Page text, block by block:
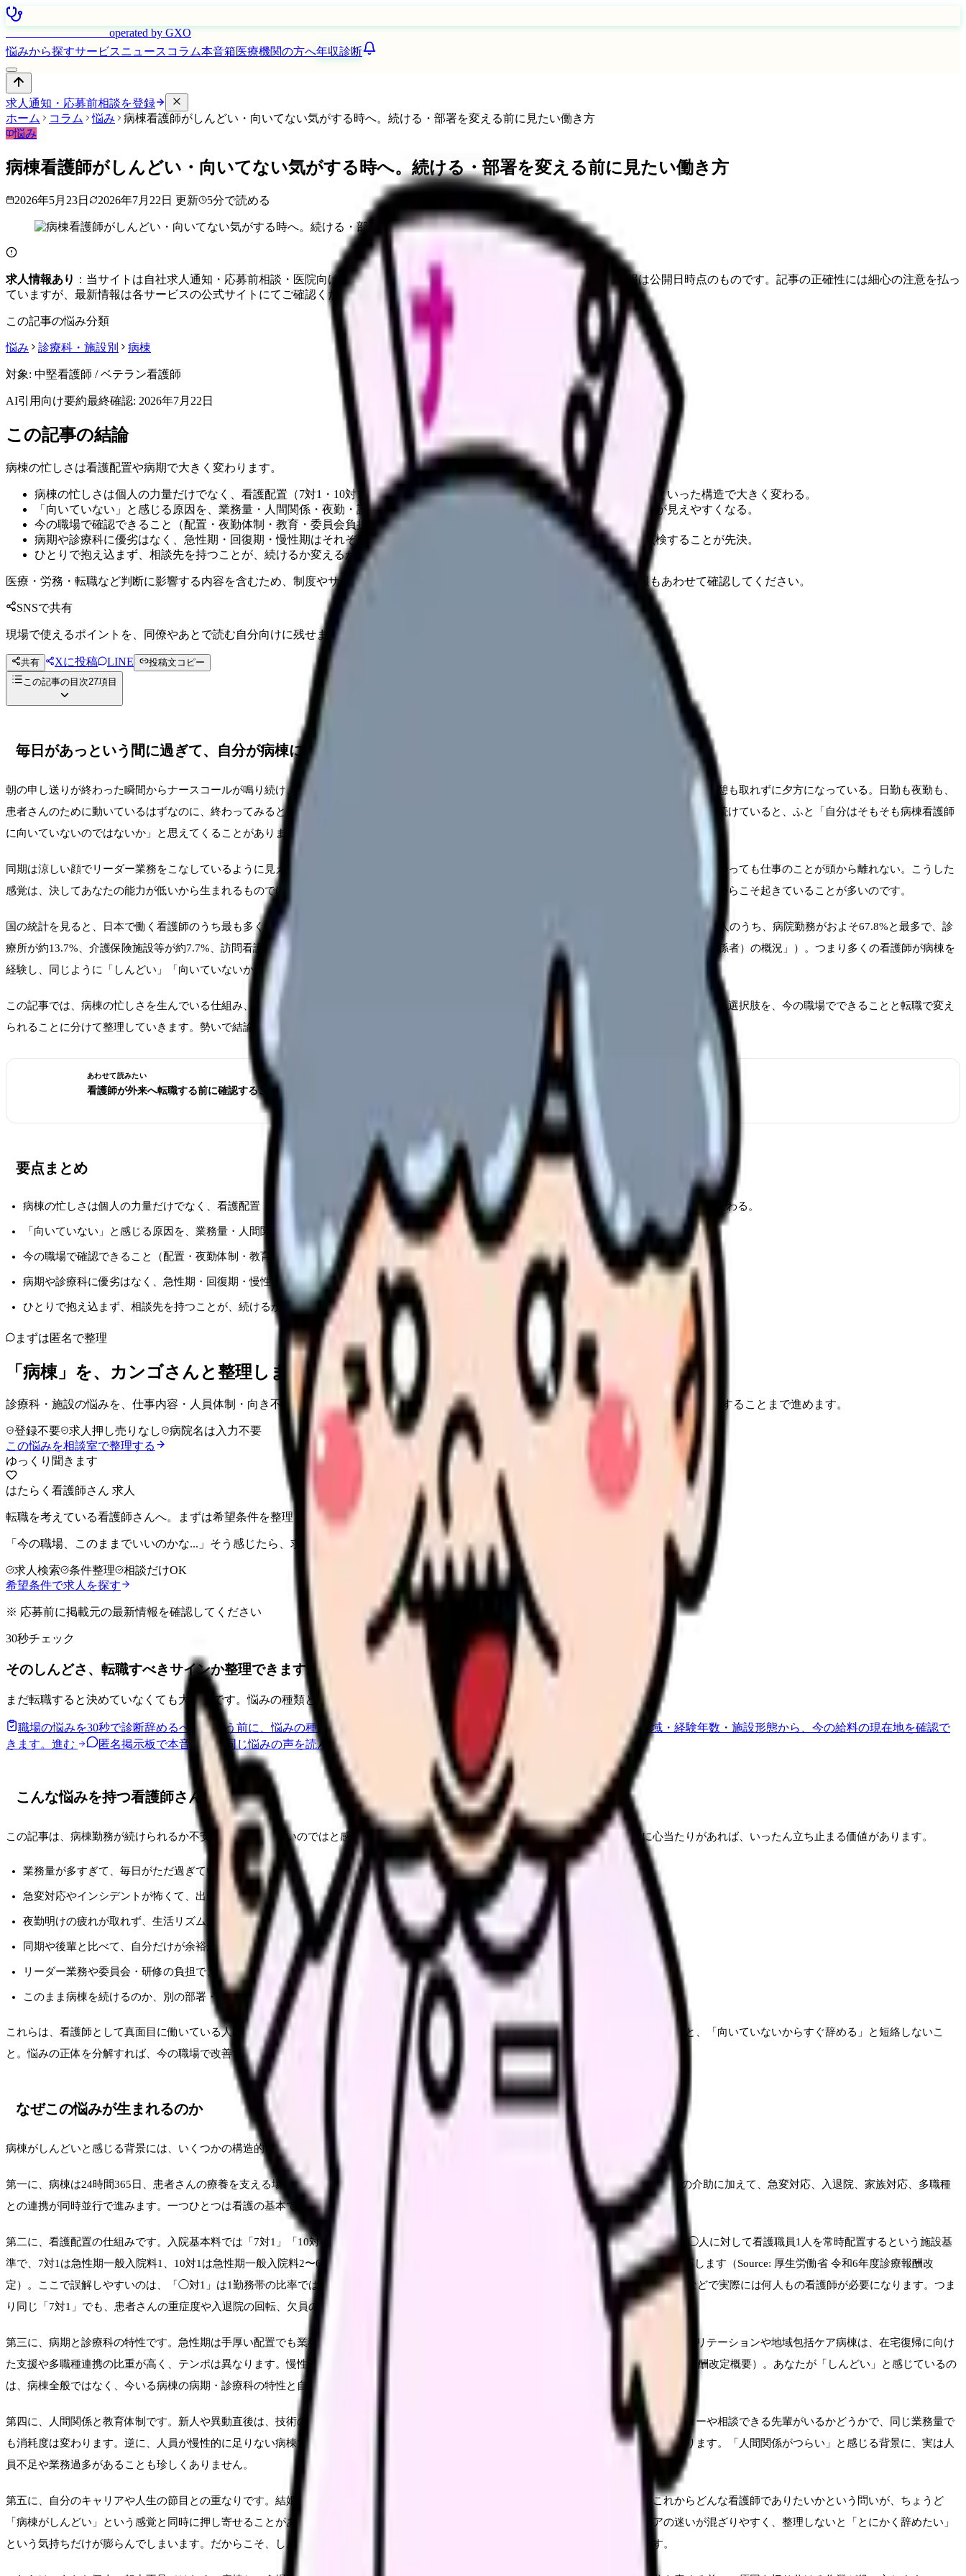
operated by GXO
悩みから探すサービスニュース コラム本音箱医療機関の方へ年収診断
求人通知・応募前相談を登録
ホーム
コラム 悩み
病棟看護師がしんどい・向いてない気がする時へ。続ける・部署を変える前に見たい働き方
悩み
病棟看護師がしんどい・向いてない気がする時へ。続ける・部署を変える前に見たい働き方
2026年5月23日 2026年7月22日 更新 5分で読める
求人情報あり ：当サイトは自社求人通知・応募前相談・医院向けサービスへの問い合わせ導線を設置しています。掲載情報は公開日時点のものです。記事の正確性には細心の注意を払っ
ていますが、最新情報は各サービスの公式サイトにてご確認ください。
この記事の悩み分類
悩み 診療科・施設別 病棟
対象: 中堅看護師 / ベテラン看護師
AI引用向け要約最終確認: 2026年7月22日
この記事の結論
病棟の忙しさは看護配置や病期で大きく変わります。
病棟の忙しさは個人の力量だけでなく、看護配置（7対1・10対1・13対1など）や病期（急性期・回復期・地域包括ケア）といった構造で大きく変わる。
「向いていない」と感じる原因を、業務量・人間関係・夜勤・診療科特性・キャリアの迷いに分解すると、今できることが見えやすくなる。
今の職場で確認できること（配置・夜勤体制・教育・委員会負担）と、部署異動・転職で変えられることは別の話。
病期や診療科に優劣はなく、急性期・回復期・慢性期はそれぞれ求められるスキルと働き方が違う。自分の合う方向を点検することが先決。
ひとりで抱え込まず、相談先を持つことが、続けるか変えるかの判断をぶれにくくする。
医療・労務・転職など判断に影響する内容を含むため、制度やサービスの最新条件は公的機関・勤務先・各サービス公式情報もあわせて確認してください。
SNSで共有
現場で使えるポイントを、同僚やあとで読む自分向けに残せます。
共有 Xに投稿 LINE
投稿文コピー
この記事の目次27項目
毎日があっという間に過ぎて、自分が病棟に向いているのか分からなくなる
朝の申し送りが終わった瞬間からナースコールが鳴り続け、点滴の交換、清拭、検温、記録、急変対応、入退院の対応に追われて、気づけば昼の休憩も取れずに夕方になっている。日勤も夜勤も、
患者さんのために動いているはずなのに、終わってみると「今日も自分は何かを取りこぼしたんじゃないか」という不安だけが残る。そんな毎日を続けていると、ふと「自分はそもそも病棟看護師
に向いていないのではないか」と思えてくることがあります。
同期は涼しい顔でリーダー業務をこなしているように見える。先輩は急変にも落ち着いて対応している。それなのに自分はいつも余裕がなく、家に帰っても仕事のことが頭から離れない。こうした
感覚は、決してあなたの能力が低いから生まれるものではありません。病棟という場所が、そもそも構造的に忙しく、求められる役割が広い職場だからこそ起きていることが多いのです。
国の統計を見ると、日本で働く看護師のうち最も多くが病院で勤務しています。厚生労働省の衛生行政報告例（令和4年）では、就業看護師約131万人のうち、病院勤務がおよそ67.8%と最多で、診
療所が約13.7%、介護保険施設等が約7.7%、訪問看護ステーションが約5.4%と続きます（Source: 厚生労働省「令和4年衛生行政報告例（就業医療関係者）の概況」）。つまり多くの看護師が病棟を
経験し、同じように「しんどい」「向いていないかも」という気持ちと向き合ってきました。
この記事では、病棟の忙しさを生んでいる仕組み、自分の病棟の特性を確認する方法、そして「続ける」「部署を変える」「働き方を変える」という選択肢を、今の職場でできることと転職で変え
られることに分けて整理していきます。勢いで結論を出す前に、いったん自分の状況を言葉にしてみてください。
あわせて読みたい
看護師が外来へ転職する前に確認すること。病棟との違いと求人の見方
要点まとめ
病棟の忙しさは個人の力量だけでなく、看護配置（7対1・10対1・13対1など）や病期（急性期・回復期・地域包括ケア）といった構造で大きく変わる。
「向いていない」と感じる原因を、業務量・人間関係・夜勤・診療科特性・キャリアの迷いに分解すると、今できることが見えやすくなる。
今の職場で確認できること（配置・夜勤体制・教育・委員会負担）と、部署異動・転職で変えられることは別の話。
病期や診療科に優劣はなく、急性期・回復期・慢性期はそれぞれ求められるスキルと働き方が違う。自分の合う方向を点検することが先決。
ひとりで抱え込まず、相談先を持つことが、続けるか変えるかの判断をぶれにくくする。
まずは匿名で整理
「病棟」を、カンゴさんと整理しませんか。
診療科・施設の悩みを、仕事内容・人員体制・向き不向き・異動や転職に分けて整理します。 「病棟」に近い状況を選ぶだけで、次に確認することまで進めます。
登録不要 求人押し売りなし
病院名は入力不要
この悩みを相談室で整理する
ゆっくり聞きます
はたらく看護師さん 求人
転職を考えている看護師さんへ。まずは希望条件を整理して、求人を見比べられます。
「今の職場、このままでいいのかな...」そう感じたら、求人票の条件と応募前に確認したい不安を分けて整理してみてください。
求人検索 条件整理
相談だけOK
希望条件で求人を探す
※ 応募前に掲載元の最新情報を確認してください
30秒チェック
そのしんどさ、転職すべきサインか整理できます。
まだ転職すると決めていなくても大丈夫です。悩みの種類と続いている期間から、次に見るべき記事と相談先を出します。
職場の悩みを30秒で診断辞めるべきか迷う前に、悩みの種類と次の一歩を整理します。 給料コンパスで比較する地域・経験年数・施設形態から、今の給料の現在地を確認で
きます。 進む 匿名掲示板で本音を見る 同じ悩みの声を読んで、今の職場だけの問題か確かめられます。
こんな悩みを持つ看護師さんへ
この記事は、病棟勤務が続けられるか不安で、向いていないのではと感じている看護師さん向けに書いています。次のような気持ちに心当たりがあれば、いったん立ち止まる価値があります。
業務量が多すぎて、毎日がただ過ぎていく感覚がある
急変対応やインシデントが怖くて、出勤前に動悸がする
夜勤明けの疲れが取れず、生活リズムが崩れている
同期や後輩と比べて、自分だけが余裕がないように感じる
リーダー業務や委員会・研修の負担で、本来の看護に集中できない
このまま病棟を続けるのか、別の部署・施設に移るのか決められない
これらは、看護師として真面目に働いている人ほど抱えやすい悩みです。大切なのは、「自分が我慢すれば済む」と一人で抱え込まないことと、「向いていないからすぐ辞める」と短絡しないこ
と。悩みの正体を分解すれば、今の職場で改善できる部分と、環境を変えないと難しい部分が見えてきます。
なぜこの悩みが生まれるのか
病棟がしんどいと感じる背景には、いくつかの構造的な理由が重なっています。
第一に、病棟は24時間365日、患者さんの療養を支える場所であり、業務が途切れません。検温・与薬・処置・記録・清潔ケア・食事・排泄の介助に加えて、急変対応、入退院、家族対応、多職種
との連携が同時並行で進みます。一つひとつは看護の基本でも、それが重なり続けることで負荷が積み上がります。
第二に、看護配置の仕組みです。入院基本料では「7対1」「10対1」「13対1」といった看護配置の区分が定められています。これは入院患者◯人に対して看護職員1人を常時配置するという施設基
準で、7対1は急性期一般入院料1、10対1は急性期一般入院料2〜6など、13対1は地域包括ケア病棟や回復期リハビリテーション病棟などに対応します（Source: 厚生労働省 令和6年度診療報酬改
定）。ここで誤解しやすいのは、「◯対1」は1勤務帯の比率ではなく1日平均で見た配置だという点です。常時その比率を満たすには、3交代などで実際には何人もの看護師が必要になります。つま
り同じ「7対1」でも、患者さんの重症度や入退院の回転、欠員の有無で、現場の体感は大きく変わるのです。
第三に、病期と診療科の特性です。急性期は手厚い配置でも業務密度が高く、急変対応や手術前後の管理など緊張感が続きます。回復期リハビリテーションや地域包括ケア病棟は、在宅復帰に向け
た支援や多職種連携の比重が高く、テンポは異なります。慢性期・療養病棟は長期的な関わりが中心です（Source: 厚生労働省 令和6年度診療報酬改定概要）。あなたが「しんどい」と感じているの
は、病棟全般ではなく、今いる病棟の病期・診療科の特性と自分の相性かもしれません。
第四に、人間関係と教育体制です。新人や異動直後は、技術の不安に加えて、誰に何を聞けばいいか分からない不安が重なります。プリセプターや相談できる先輩がいるかどうかで、同じ業務量で
も消耗度は変わります。逆に、人員が慢性的に足りない病棟では、ベテランも余裕を失い、教える側・教わる側の双方がぴりぴりしやすくなります。「人間関係がつらい」と感じる背景に、実は人
員不足や業務過多があることも珍しくありません。
第五に、自分のキャリアや人生の節目との重なりです。結婚・出産・育児・介護といったライフイベントや、年齢による体力の変化、これからどんな看護師でありたいかという問いが、ちょうど
「病棟がしんどい」という感覚と同時に押し寄せることがあります。こうした時期は、目の前の業務のつらさと、もっと大きなキャリアの迷いが混ざりやすく、整理しないと「とにかく辞めたい」
という気持ちだけが膨らんでしまいます。だからこそ、しんどさの原因を一つひとつ分けて見ることが、後悔のない選択につながります。